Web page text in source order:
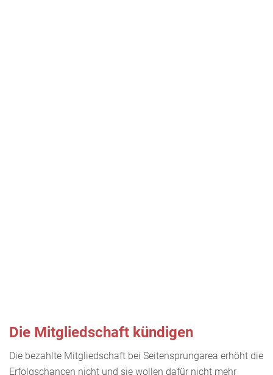
Die Mitgliedschaft kündigen
Die bezahlte Mitgliedschaft bei Seitensprungarea erhöht die
Erfolgschancen nicht und sie wollen dafür nicht mehr